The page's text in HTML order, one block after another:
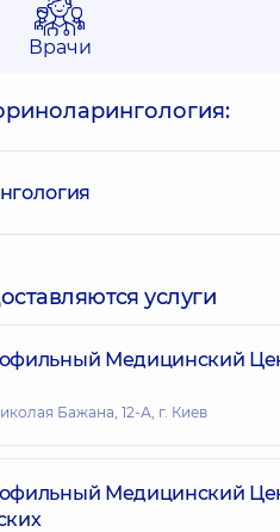
Врачи
услуги
Медицинский
Бажана, 12-А, г. Киев
Медицинский